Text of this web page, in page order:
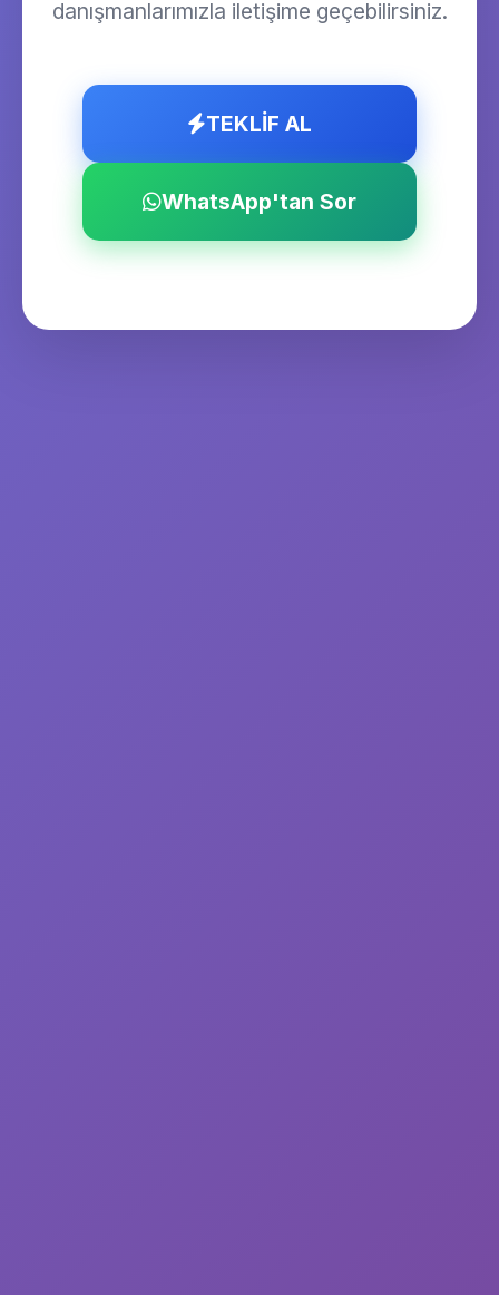
danışmanlarımızla iletişime geçebilirsiniz.
TEKLİF AL
WhatsApp'tan Sor